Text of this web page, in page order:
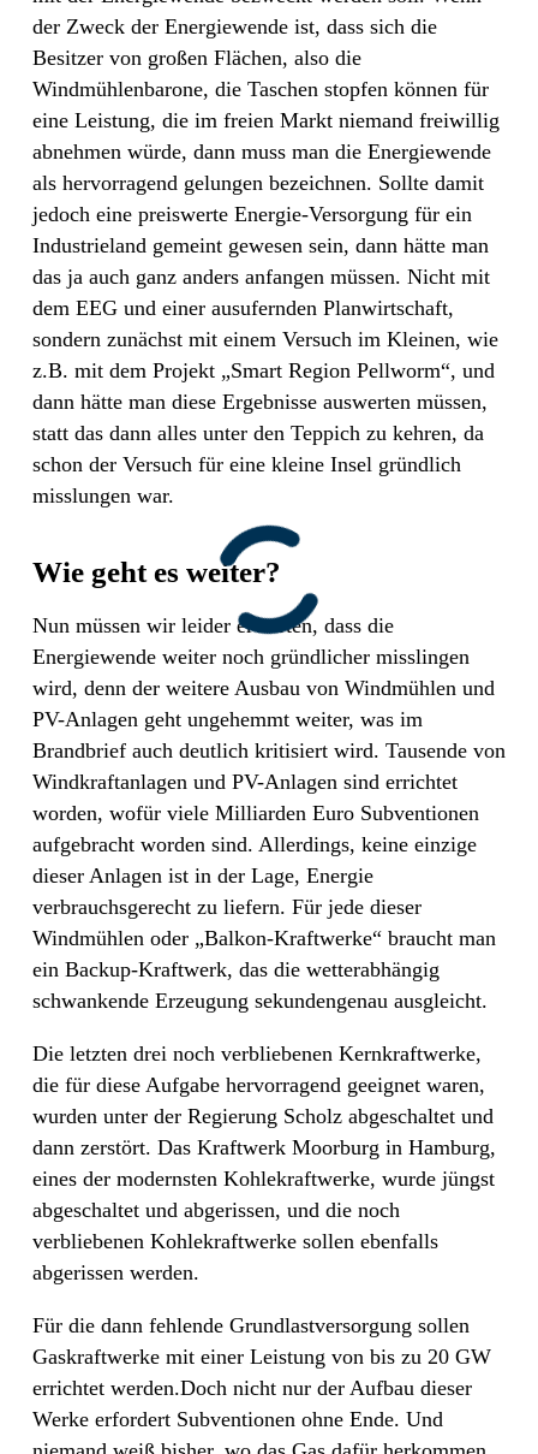
der Zweck der Energiewende ist, dass sich die
Besitzer von großen Flächen, also die
Windmühlenbarone, die Taschen stopfen können für
eine Leistung, die im freien Markt niemand freiwillig
abnehmen würde, dann muss man die Energiewende
als hervorragend gelungen bezeichnen. Sollte damit
jedoch eine preiswerte Energie-Versorgung für ein
Industrieland gemeint gewesen sein, dann hätte man
das ja auch ganz anders anfangen müssen. Nicht mit
dem EEG und einer ausufernden Planwirtschaft,
sondern zunächst mit einem Versuch im Kleinen, wie
z.B. mit dem Projekt „Smart Region Pellworm“, und
dann hätte man diese Ergebnisse auswerten müssen,
statt das dann alles unter den Teppich zu kehren, da
schon der Versuch für eine kleine Insel gründlich
misslungen war.
Wie geht es weiter?
Nun müssen wir leider erwarten, dass die
Energiewende weiter noch gründlicher misslingen
wird, denn der weitere Ausbau von Windmühlen und
PV-Anlagen geht ungehemmt weiter, was im
Brandbrief auch deutlich kritisiert wird. Tausende von
Windkraftanlagen und PV-Anlagen sind errichtet
worden, wofür viele Milliarden Euro Subventionen
aufgebracht worden sind. Allerdings, keine einzige
dieser Anlagen ist in der Lage, Energie
verbrauchsgerecht zu liefern. Für jede dieser
Windmühlen oder „Balkon-Kraftwerke“ braucht man
ein Backup-Kraftwerk, das die wetterabhängig
schwankende Erzeugung sekundengenau ausgleicht.
Die letzten drei noch verbliebenen Kernkraftwerke,
die für diese Aufgabe hervorragend geeignet waren,
wurden unter der Regierung Scholz abgeschaltet und
dann zerstört. Das Kraftwerk Moorburg in Hamburg,
eines der modernsten Kohlekraftwerke, wurde jüngst
abgeschaltet und abgerissen, und die noch
verbliebenen Kohlekraftwerke sollen ebenfalls
abgerissen werden.
Für die dann fehlende Grundlastversorgung sollen
Gaskraftwerke mit einer Leistung von bis zu 20 GW
errichtet werden.Doch nicht nur der Aufbau dieser
Werke erfordert Subventionen ohne Ende. Und